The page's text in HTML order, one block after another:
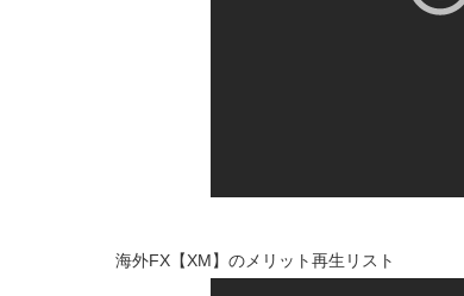
海外FX【XM】のメリット再生リスト